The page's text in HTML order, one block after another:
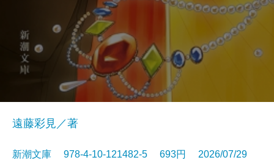
遠藤彩見／著
新潮文庫 978-4-10-121482-5 693円 2026/07/29